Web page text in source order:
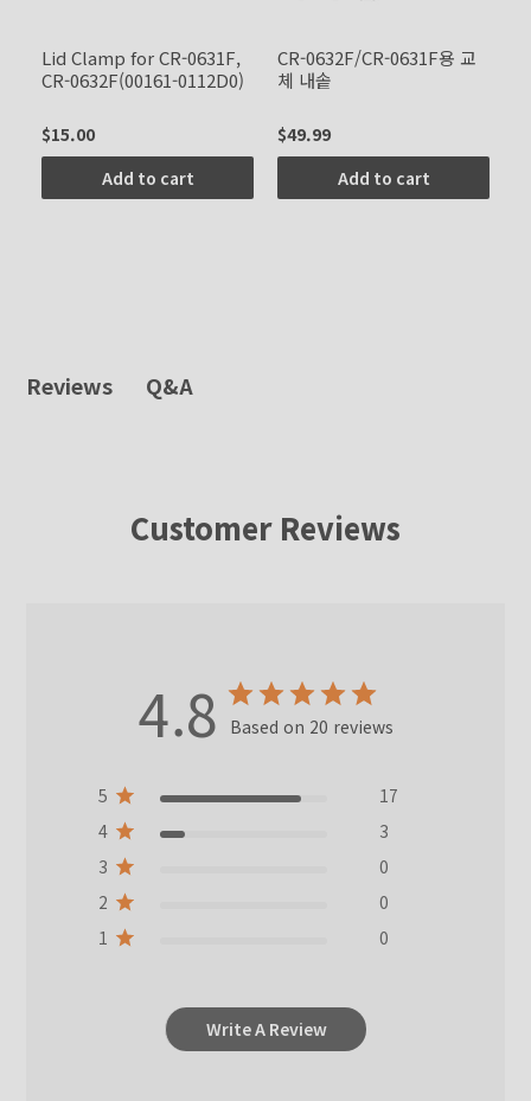
Lid Clamp for CR-0631F,
CR-0632F(00161-0112D0)
$15.00
Add to cart
CR-0632F/CR-0631F용 교
체 내솥
$49.99
Add to cart
Reviews Q&A
Customer Reviews
4.8 Based on 20 reviews
5
17
4
3
3
0
2
0
1
0
Write A Review